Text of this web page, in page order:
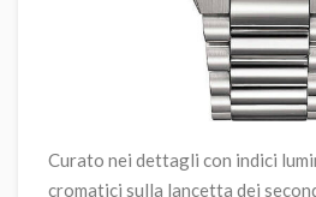
Curato nei dettagli con indici
cromatici sulla lancetta dei